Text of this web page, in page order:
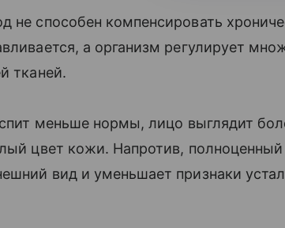
не способен компенсировать
а организм регулирует
тканей.
меньше нормы, лицо выглядит
цвет кожи. Напротив,
вид и уменьшает признаки